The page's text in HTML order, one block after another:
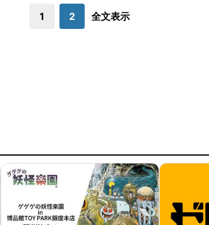
うがらしを泡盛に漬けた
1 2 全文表示